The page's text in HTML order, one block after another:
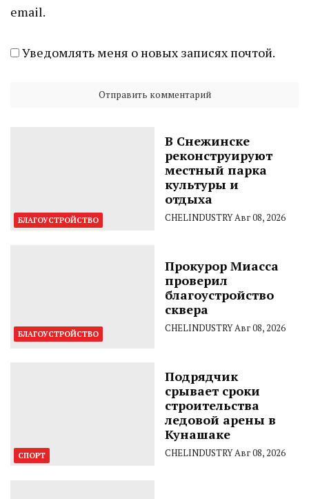
email.
Уведомлять меня о новых записях почтой.
БЛАГОУСТРОЙСТВО
В Снежинске
реконструируют
местный парка
культуры и
отдыха
CHELINDUSTRYАвг 08, 2026
БЛАГОУСТРОЙСТВО
Прокурор Миасса
проверил
благоустройство
сквера
CHELINDUSTRYАвг 08, 2026
СПОРТ
Подрядчик
срывает сроки
строительства
ледовой арены в
Кунашаке
CHELINDUSTRYАвг 08, 2026